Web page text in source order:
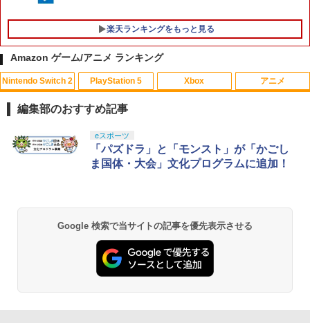
Nintendo Switch 2 ACアダプター
￥3,974
楽天ランキングをもっと見る
1
【中古】 ウォーキング with ダイナソー
[レンタル落ち] [Blu-ray] [ブルーレイ]
Amazon ゲーム/アニメ ランキング
Nintendo Switch 2
1
スプラトゥーン レイダース|オンライン
コード版
スプラトゥーン レイダース -Switch2
￥6,449
PlayStation 5
1
PlayStation 5 デジタル・エディション
日本語専用 Console Language: Japan
ese only (CFI-2200B01)
プロダクトコード 封入
Xbox
1
【純正品】Xbox ワイヤレス コントロー
ラー + USB-C® ケーブル
【純正品】Xbox ワイヤレス コントロー
￥7,681
アニメ
1
劇場版「鬼滅の刃」無限城編 第一章 猗
窩座再来 通常版 [Blu-ray]
劇場版「鬼滅の刃」無限城編 第一章 猗
窩座再来 通常版 [DVD]
￥3,523
編集部のおすすめ記事
eスポーツ
「パズドラ」と「モンスト」が「かごし
ま国体・大会」文化プログラムに追加！
Google 検索で当サイトの記事を優先表示させる